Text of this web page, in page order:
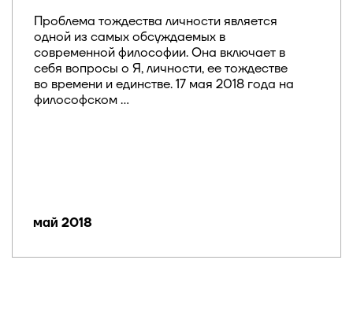
Проблема тождества личности является
одной из самых обсуждаемых в
современной философии. Она включает в
себя вопросы о Я, личности, ее тождестве
во времени и единстве. 17 мая 2018 года на
философском ...
май 2018